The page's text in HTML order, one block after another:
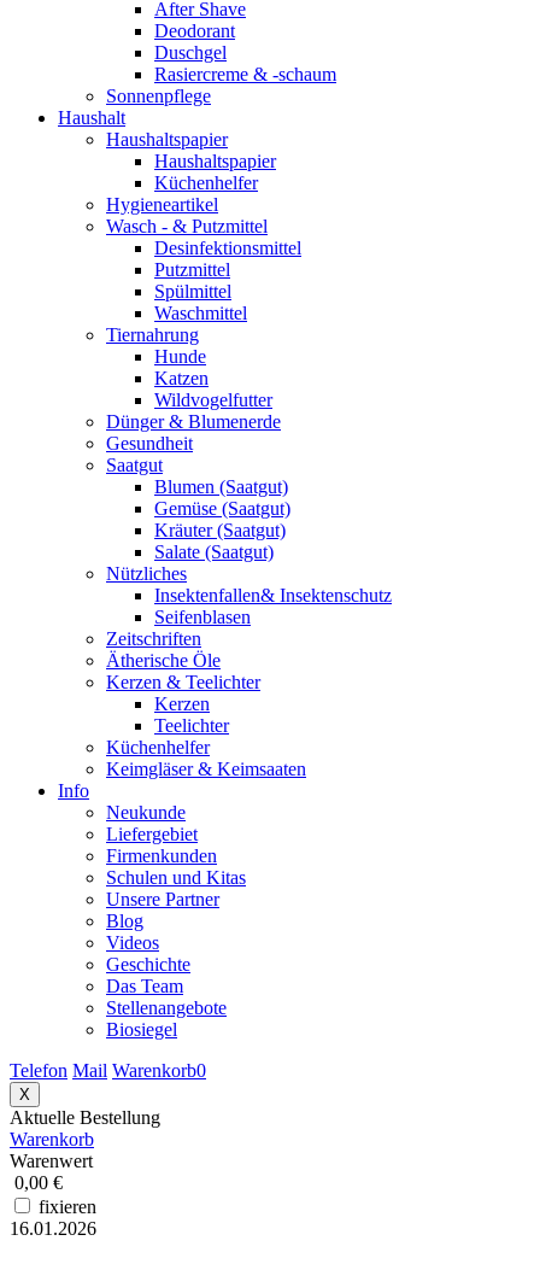
After Shave
Deodorant
Duschgel
Rasiercreme & -schaum
Sonnenpflege
Haushalt
Haushaltspapier
Haushaltspapier
Küchenhelfer
Hygieneartikel
Wasch - & Putzmittel
Desinfektionsmittel
Putzmittel
Spülmittel
Waschmittel
Tiernahrung
Hunde
Katzen
Wildvogelfutter
Dünger & Blumenerde
Gesundheit
Saatgut
Blumen (Saatgut)
Gemüse (Saatgut)
Kräuter (Saatgut)
Salate (Saatgut)
Nützliches
Insektenfallen& Insektenschutz
Seifenblasen
Zeitschriften
Ätherische Öle
Kerzen & Teelichter
Kerzen
Teelichter
Küchenhelfer
Keimgläser & Keimsaaten
Info
Neukunde
Liefergebiet
Firmenkunden
Schulen und Kitas
Unsere Partner
Blog
Videos
Geschichte
Das Team
Stellenangebote
Biosiegel
Telefon Mail Warenkorb0
X
Aktuelle Bestellung
Warenkorb
Warenwert
0,00 €
fixieren
16.01.2026